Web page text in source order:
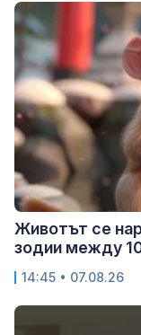
Животът се
зодии между
14:45 • 07.08.26